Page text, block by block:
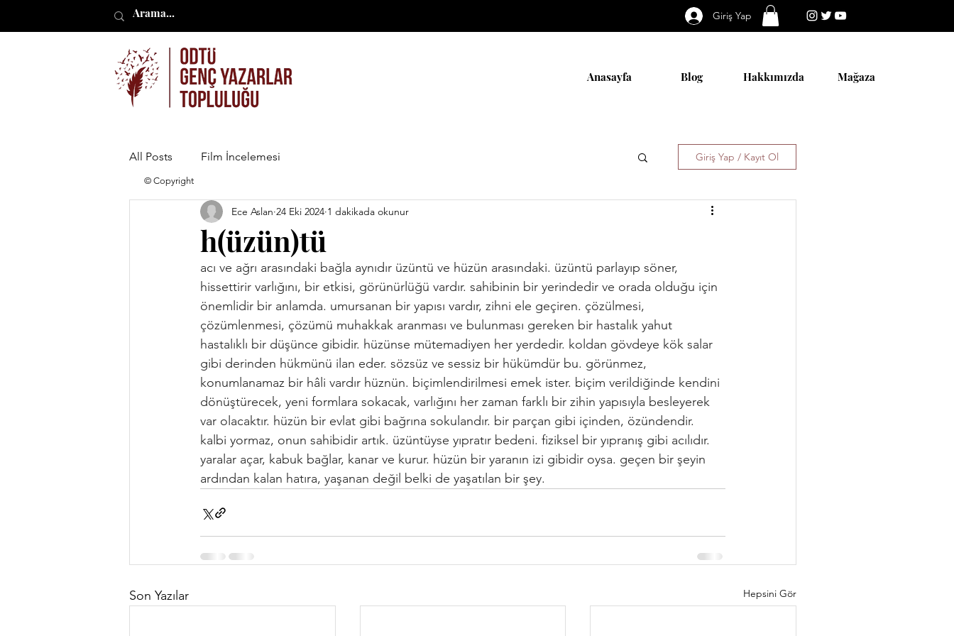
Giriş Yap
Anasayfa Blog Hakkımızda Mağaza
All Posts Film İncelemesi Giriş Yap / Kayıt Ol
h(üzün)tü
Ece Aslan 24 Eki 2024 1 dakikada okunur
acı ve ağrı arasındaki bağla aynıdır üzüntü ve hüzün arasındaki. üzüntü parlayıp söner,
hissettirir varlığını, bir etkisi, görünürlüğü vardır. sahibinin bir yerindedir ve orada olduğu için
önemlidir bir anlamda. umursanan bir yapısı vardır, zihni ele geçiren. çözülmesi,
çözümlenmesi, çözümü muhakkak aranması ve bulunması gereken bir hastalık yahut
hastalıklı bir düşünce gibidir. hüzünse mütemadiyen her yerdedir. koldan gövdeye kök salar
gibi derinden hükmünü ilan eder. sözsüz ve sessiz bir hükümdür bu. görünmez,
konumlanamaz bir hâli vardır hüznün. biçimlendirilmesi emek ister. biçim verildiğinde kendini
dönüştürecek, yeni formlara sokacak, varlığını her zaman farklı bir zihin yapısıyla besleyerek
var olacaktır. hüzün bir evlat gibi bağrına sokulandır. bir parçan gibi içinden, özündendir.
kalbi yormaz, onun sahibidir artık. üzüntüyse yıpratır bedeni. fiziksel bir yıpranış gibi acılıdır.
yaralar açar, kabuk bağlar, kanar ve kurur. hüzün bir yaranın izi gibidir oysa. geçen bir şeyin
ardından kalan hatıra, yaşanan değil belki de yaşatılan bir şey.
Son Yazılar Hepsini Gör
© Copyright